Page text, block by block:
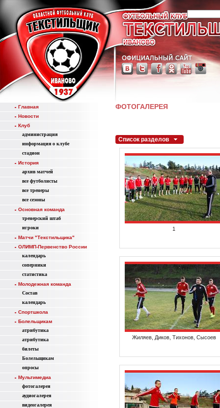
Главная
Новости
Клуб
администрация
информация о клубе
стадион
История
aрхив матчей
все футболисты
все тренеры
все сезоны
Основная команда
тренерский штаб
игроки
Матчи "Текстильщика"
ОЛИМП-Первенство России
календарь
соперники
статистика
Молодежная команда
Состав
календарь
Спортшкола
Болельщикам
атрибутика
атрибутика
билеты
Болельщикам
опросы
Мультимедиа
фотогалерея
аудиогалерея
видеогалерея
ФОТОГАЛЕРЕЯ
Список разделов
1
Жиляев, Диков, Тихонов, Сысоев